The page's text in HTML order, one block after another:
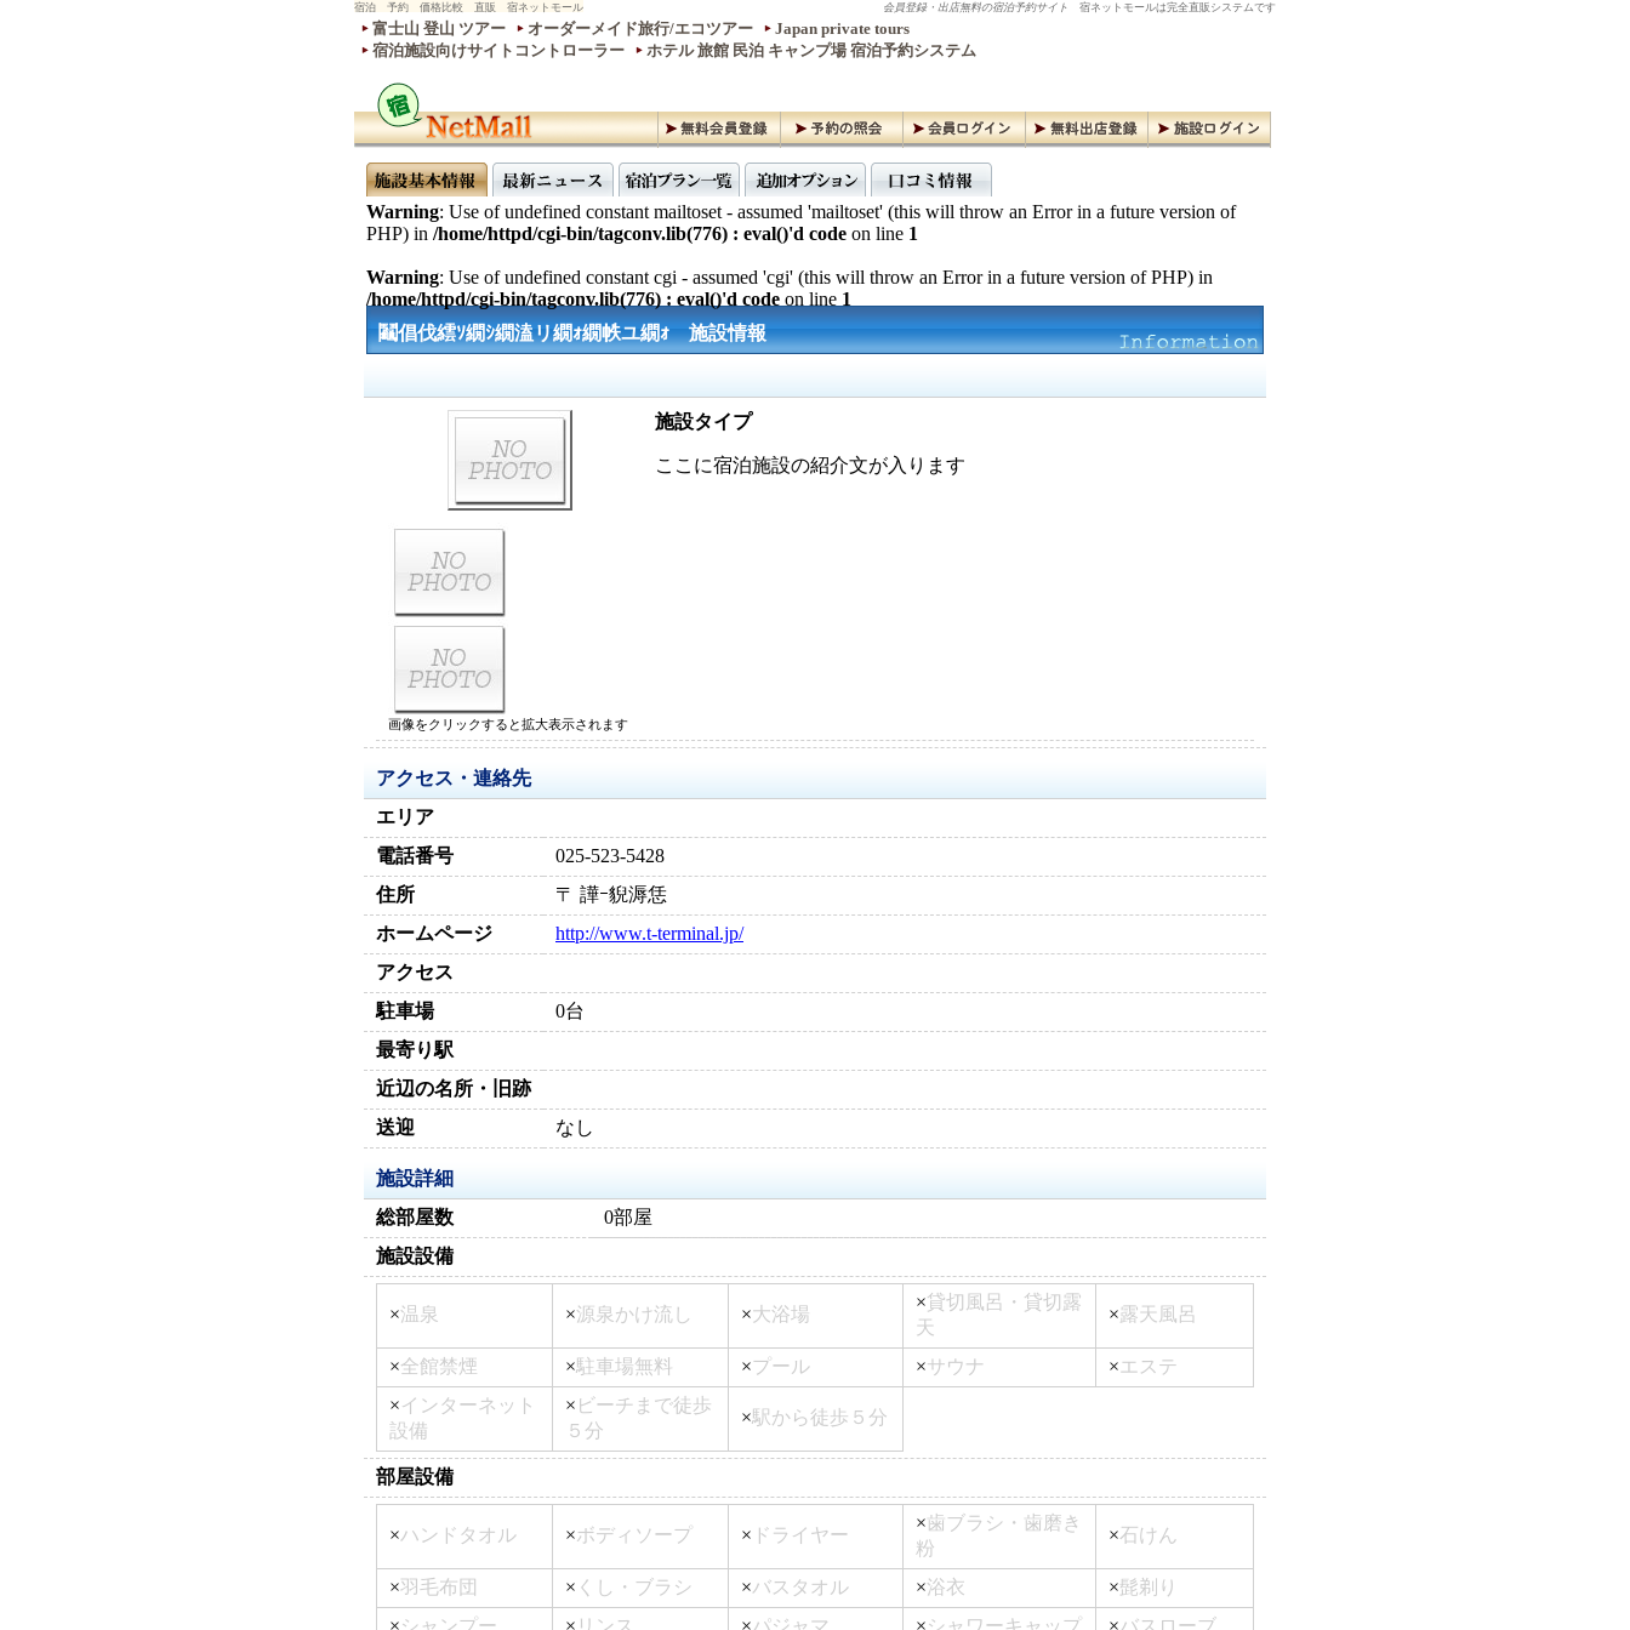
宿泊 予約 価格比較 直販 宿ネットモール 会員登録・出店無料の宿泊予約サイト 宿ネットモールは完全直販システムです
富士山 登山 ツアー オーダーメイド旅行/エコツアー
Japan private tours
宿泊施設向けサイトコントローラー
ホテル 旅館 民泊 キャンプ場 宿泊予約システム
Warning: Use of undefined constant mailtoset - assumed 'mailtoset' (this will throw an Error in a future version of
PHP) in /home/httpd/cgi-bin/tagconv.lib(776) : eval()'d code on line 1
Warning: Use of undefined constant cgi - assumed 'cgi' (this will throw an Error in a future version of PHP) in
/home/httpd/cgi-bin/tagconv.lib(776) : eval()'d code on line 1
鬮倡伐繧ｿ繝ｼ繝溘リ繝ｫ繝帙ユ繝ｫ 施設情報
施設タイプ
ここに宿泊施設の紹介文が入ります
画像をクリックすると拡大表示されます
アクセス・連絡先
エリア
電話番号
025-523-5428
住所
〒 譁ｰ貎溽恁
ホームページ
http://www.t-terminal.jp/
アクセス
駐車場
0台
最寄り駅
近辺の名所・旧跡
送迎
なし
施設詳細
総部屋数
0部屋
施設設備
×温泉 ×源泉かけ流し ×大浴場
×貸切風呂・貸切露
天
×露天風呂
×全館禁煙 ×駐車場無料 ×プール ×サウナ ×エステ
×インターネット
設備
× ビーチまで徒歩
５分
×駅から徒歩５分
部屋設備
×ハンドタオル ×ボディソープ × ドライヤー
×歯ブラシ・歯磨き
粉
×石けん
×羽毛布団 × くし・ブラシ ×バスタオル ×浴衣 ×髭剃り
×シャンプー × リンス ×パジャマ ×シャワーキャップ ×バスローブ